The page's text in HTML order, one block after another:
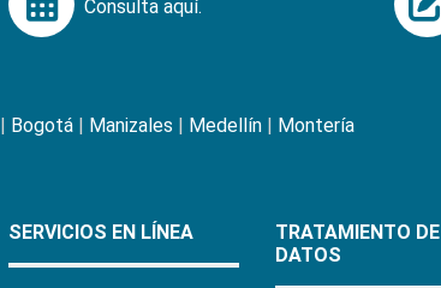
Consulta aquí.
Bogotá| Manizales Medellín| Montería
SERVICIOS EN LÍNEA
TRATAMIENTO DE
DATOS